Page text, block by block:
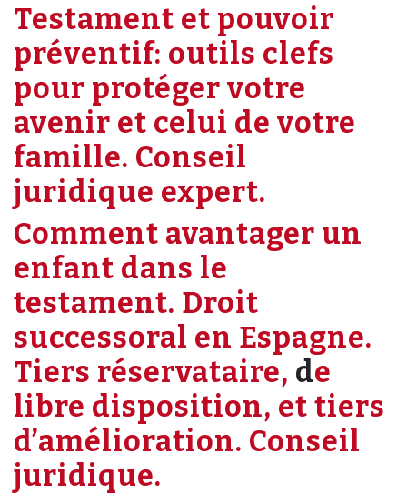
Testament et pouvoir
préventif: outils clefs
pour protéger votre
avenir et celui de votre
famille. Conseil
juridique expert.
Comment avantager un
enfant dans le
testament. Droit
successoral en Espagne.
Tiers réservataire, de
libre disposition, et tiers
d’amélioration. Conseil
juridique.